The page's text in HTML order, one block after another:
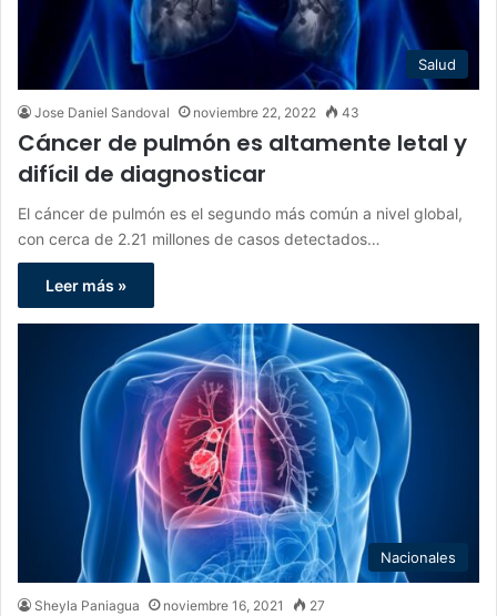
Salud
Jose Daniel Sandoval noviembre 22, 2022 43
Cáncer de pulmón es altamente letal y
difícil de diagnosticar
El cáncer de pulmón es el segundo más común a nivel global,
con cerca de 2.21 millones de casos detectados…
Leer más »
Nacionales
Sheyla Paniagua noviembre 16, 2021 27